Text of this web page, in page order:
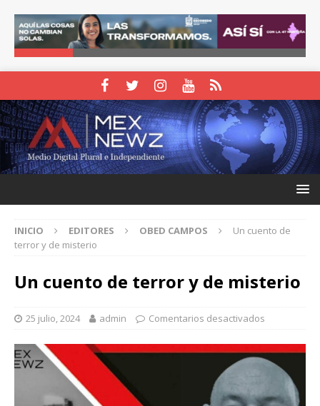
INICIO EDITORES OBED CAMPOS
Un cuento de
terror y de misterio
Un cuento de terror y de misterio
25 julio, 2024 admin Comentarios desactivados